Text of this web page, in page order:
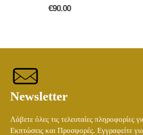
Ελεφαντάκι Γαλάζιο 50εκ
Λούτρινο Λευκό 45εκ(€37.00)
out of 5
€90.00
Newsletter
Λάβετε όλες τις τελευταίες πληροφορίες
Εκπτώσεις και Προσφορές. Εγγραφείτε